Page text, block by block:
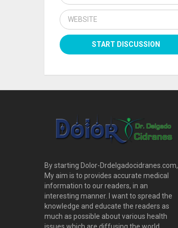
By starting Dolor-Drdelgadocidranes.com,
My aim is to provides accurate medical
information to our readers, in an
interesting manner. I want to spread the
knowledge and educate the readers as
much as possible about various health